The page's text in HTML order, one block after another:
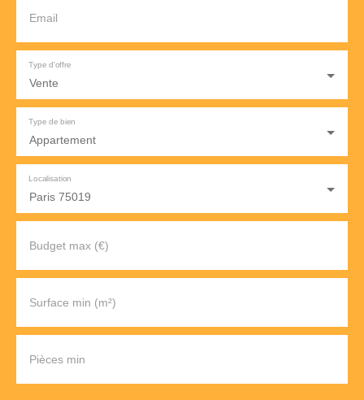
Email
Vente
Type d'offre
Appartement
Type de bien
Paris 75019
Localisation
Budget max (€)
Surface min (m²)
Pièces min